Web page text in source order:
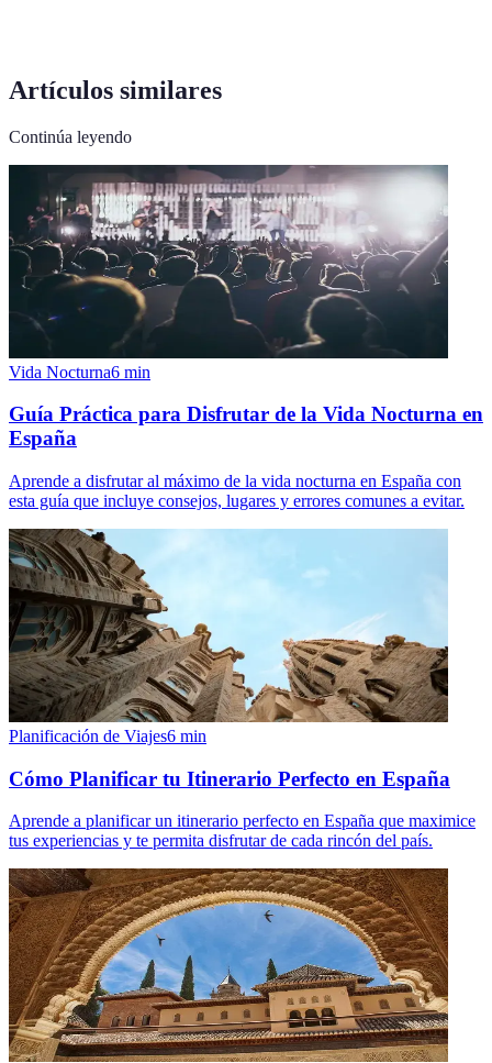
Artículos similares
Continúa leyendo
Vida Nocturna6 min
Guía Práctica para Disfrutar de la Vida Nocturna en
España
Aprende a disfrutar al máximo de la vida nocturna en España con
esta guía que incluye consejos, lugares y errores comunes a evitar.
Planificación de Viajes6 min
Cómo Planificar tu Itinerario Perfecto en España
Aprende a planificar un itinerario perfecto en España que maximice
tus experiencias y te permita disfrutar de cada rincón del país.